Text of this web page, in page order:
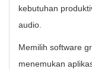
kebutuhan
audio.
Memilih software
menemukan